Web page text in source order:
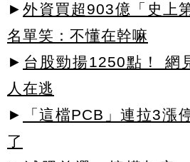
► 外資買超903億「史上
名單笑：不懂在幹嘛
► 台股勁揚1250點！ 網
人在逃
►
「這檔PCB」連拉3漲
了